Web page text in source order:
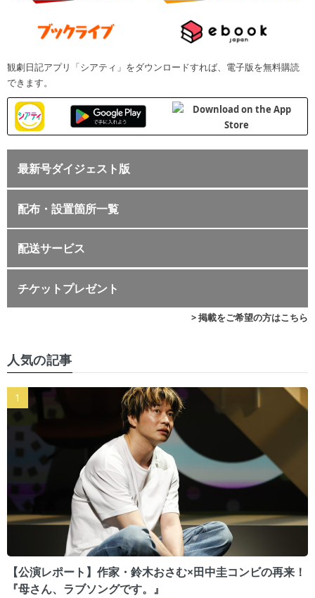
観劇日記アプリ「シアティ」をダウンロードすれば、電子版を無料購読
できます。
最新号ダイジェスト版
配布・設置箇所一覧
配送サービス
チケットプレゼント
> 掲載をご希望の方はこちら
人気の記事
【公演レポート】作家・鈴木おさむ×田中圭コンビの再来！
『母さん、ラブソングです。』